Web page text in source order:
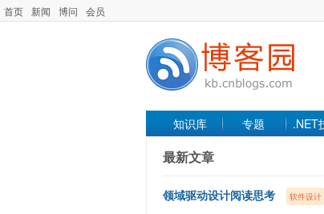
首页 新闻 博问 会员
知识库 专题 .NET
最新文章
领域驱动设计阅读思考 软件设计